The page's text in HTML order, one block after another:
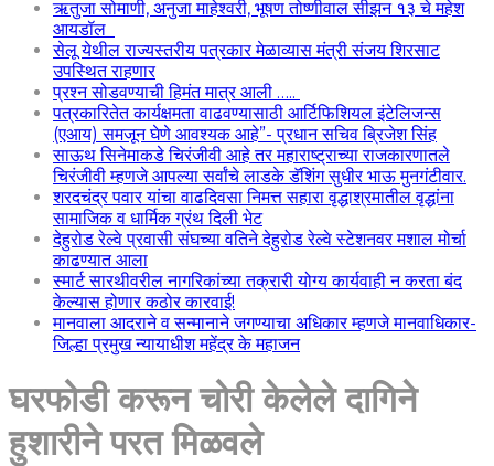
ऋतुजा सोमाणी, अनुजा माहेश्वरी, भूषण तोष्णीवाल सीझन १३ चे महेश
आयडॉल
सेलू येथील राज्यस्तरीय पत्रकार मेळाव्यास मंत्री संजय शिरसाट
उपस्थित राहणार
प्रश्न सोडवण्याची हिमंत मात्र आली …..
पत्रकारितेत कार्यक्षमता वाढवण्यासाठी आर्टिफिशियल इंटेलिजन्स
(एआय) समजून घेणे आवश्यक आहे”- प्रधान सचिव ब्रिजेश सिंह
साऊथ सिनेमाकडे चिरंजीवी आहे तर महाराष्ट्राच्या राजकारणातले
चिरंजीवी म्हणजे आपल्या सर्वांचे लाडके डॅशिंग सुधीर भाऊ मुनगंटीवार.
शरदचंद्र पवार यांचा वाढदिवसा निमत्त सहारा वृद्धाश्रमातील वृद्धांना
सामाजिक व धार्मिक ग्रंथ दिली भेट
देहुरोड रेल्वे प्रवासी संघच्या वतिने देहुरोड रेल्वे स्टेशनवर मशाल मोर्चा
काढण्यात आला
स्मार्ट सारथीवरील नागरिकांच्या तक्रारी योग्य कार्यवाही न करता बंद
केल्यास होणार कठोर कारवाई!
मानवाला आदराने व सन्मानाने जगण्याचा अधिकार म्हणजे मानवाधिकार-
जिल्हा प्रमुख न्यायाधीश महेंद्र के महाजन
घरफोडी करून चोरी केलेले दागिने
हुशारीने परत मिळवले